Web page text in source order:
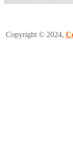
Copyright © 2024,